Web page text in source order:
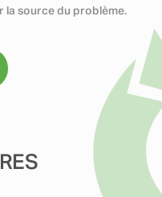
la source du problème.